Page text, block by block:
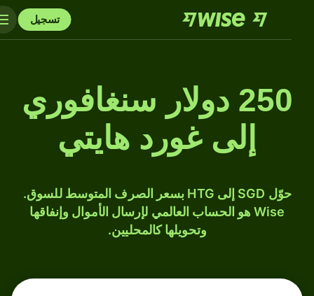
تسجيل
250 دولار سنغافوري
إلى غورد هايتي
حوّل SGD إلى HTG بسعر الصرف المتوسط للسوق.
Wise هو الحساب العالمي لإرسال الأموال وإنفاقها
وتحويلها كالمحليين.